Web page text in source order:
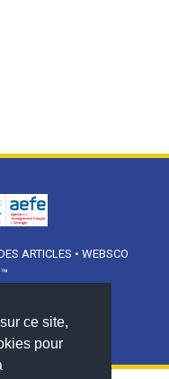
ce site,
pour
ARTICLES • WEBSCO